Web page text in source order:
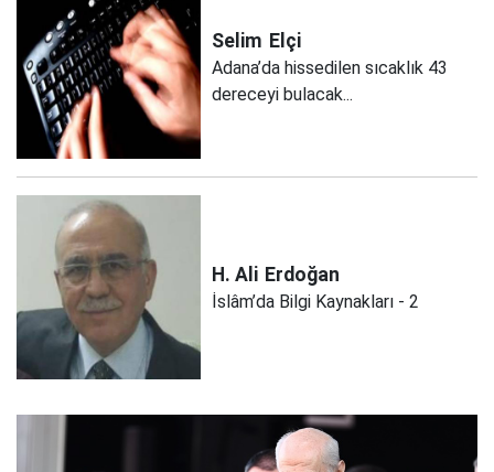
Selim Elçi
Adana’da hissedilen sıcaklık 43
dereceyi bulacak...
H. Ali Erdoğan
İslâm’da Bilgi Kaynakları - 2